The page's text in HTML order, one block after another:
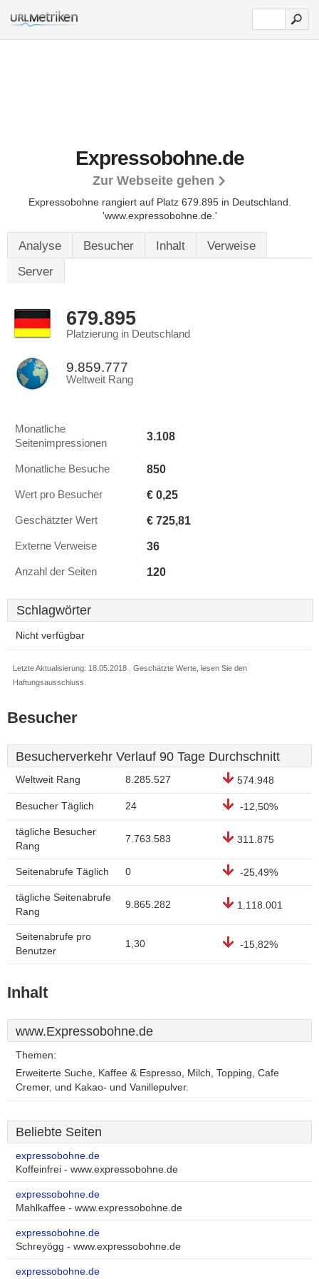
Expressobohne.de
Zur Webseite gehen
Expressobohne rangiert auf Platz 679.895 in Deutschland.
'www.expressobohne.de.'
Analyse Besucher Inhalt
Verweise
Server
679.895
Platzierung in Deutschland
9.859.777
Weltweit Rang
Monatliche
Seitenimpressionen
3.108
Monatliche Besuche 850
Wert pro Besucher € 0,25
Geschätzter Wert € 725,81
Externe Verweise 36
Anzahl der Seiten 120
Schlagwörter
Nicht verfügbar
Letzte Aktualisierung: 18.05.2018 . Geschätzte Werte, lesen Sie den
Haftungsausschluss.
Besucher
Besucherverkehr Verlauf 90 Tage Durchschnitt
Weltweit Rang 8.285.527 574.948
Besucher Täglich 24 -12,50%
tägliche Besucher
Rang
7.763.583 311.875
Seitenabrufe Täglich 0 -25,49%
tägliche Seitenabrufe
Rang
9.865.282 1.118.001
Seitenabrufe pro
Benutzer
1,30 -15,82%
Inhalt
www.Expressobohne.de
Themen:
Erweiterte Suche, Kaffee & Espresso, Milch, Topping, Cafe
Cremer, und Kakao- und Vanillepulver.
Beliebte Seiten
expressobohne.de
Koffeinfrei - www.expressobohne.de
expressobohne.de
Mahlkaffee - www.expressobohne.de
expressobohne.de
Schreyögg - www.expressobohne.de
expressobohne.de